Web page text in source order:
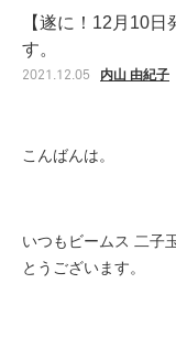
【遂に！12月10
す。
2021.12.05 内山 由紀子
こんばんは。
いつもビームス 二子
とうございます。